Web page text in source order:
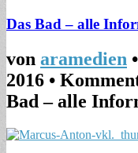
Das Bad – alle
von aramedien •
2016 •
Bad – alle